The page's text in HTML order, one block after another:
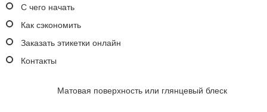
С чего начать
Как сэкономить
Заказать этикетки онлайн
Контакты
Матовая поверхность или глянцевый блеск